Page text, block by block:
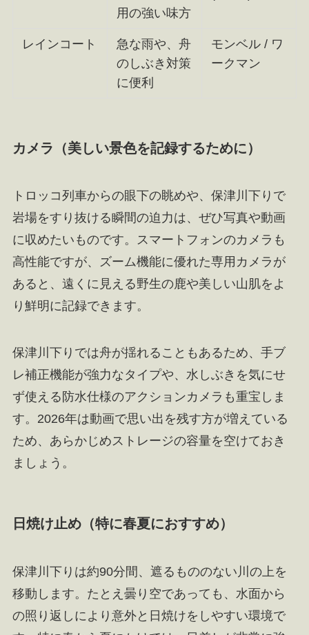
用の強い味方
レインコート
急な雨や、舟
のしぶき対策
に便利
モンベル / ワ
ークマン
カメラ（美しい景色を記録するために）
トロッコ列車からの眼下の眺めや、保津川下りで
岩場をすり抜ける瞬間の迫力は、ぜひ写真や動画
に収めたいものです。スマートフォンのカメラも
高性能ですが、ズーム機能に優れた専用カメラが
あると、遠くに見える野生の鹿や美しい山肌をよ
り鮮明に記録できます。
保津川下りでは舟が揺れることもあるため、手ブ
レ補正機能が強力なタイプや、水しぶきを気にせ
ず使える防水仕様のアクションカメラも重宝しま
す。2026年は動画で思い出を残す方が増えている
ため、あらかじめストレージの容量を空けておき
ましょう。
日焼け止め（特に春夏におすすめ）
保津川下りは約90分間、遮るもののない川の上を
移動します。たとえ曇り空であっても、水面から
の照り返しにより意外と日焼けをしやすい環境で